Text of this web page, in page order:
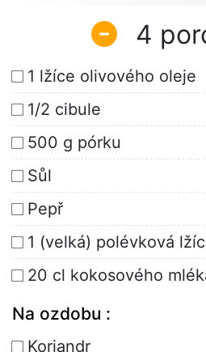
4
1 lžíce olivového oleje
1/2 cibule
500 g pórku
Sůl
Pepř
1 (velká) polévková
20 cl kokosového
Na ozdobu :
Koriandr